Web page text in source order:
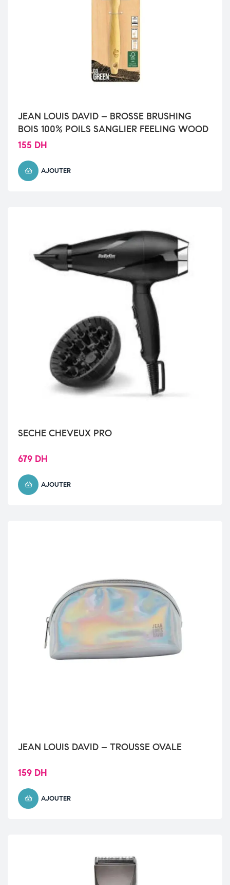
JEAN LOUIS DAVID – BROSSE BRUSHING
BOIS 100% POILS SANGLIER FEELING WOOD
155 DH
AJOUTER
SECHE CHEVEUX PRO
679 DH
AJOUTER
JEAN LOUIS DAVID – TROUSSE OVALE
159 DH
AJOUTER